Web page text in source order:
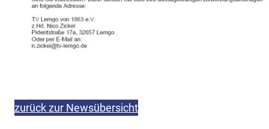
zurück zur Newsübersicht